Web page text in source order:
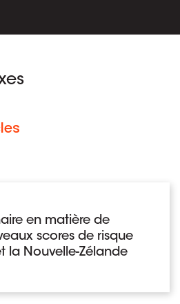
en matière de
scores de risque
la Nouvelle-Zélande